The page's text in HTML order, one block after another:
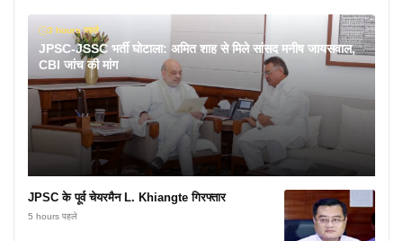
3 hours पहले
JPSC-JSSC भर्ती घोटाला: अमित शाह से मिले सांसद मनीष जायसवाल,
CBI जांच की मांग
JPSC के पूर्व चेयरमैन L. Khiangte गिरफ्तार
5 hours पहले